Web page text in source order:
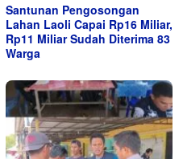
Santunan Pengosongan
Lahan Laoli Capai Rp16 Miliar,
Rp11 Miliar Sudah Diterima 83
Warga